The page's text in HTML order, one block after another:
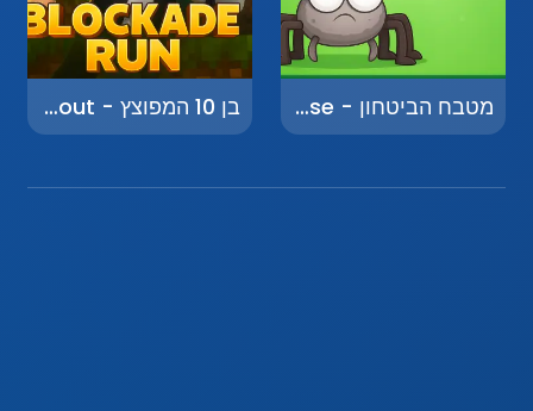
מטבח הביטחון - Kitchen Defense בן 10 המפוצץ - Ben 10 Alien Force: Breakout